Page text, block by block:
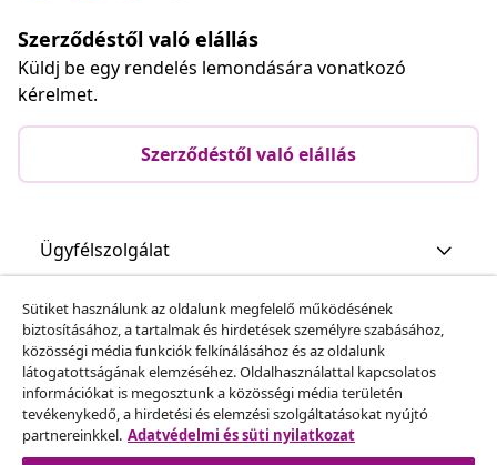
Szerződéstől való elállás
Küldj be egy rendelés lemondására vonatkozó
kérelmet.
Szerződéstől való elállás
Ügyfélszolgálat
Üzlet
vidaXL
Fedezz fel többet
Sütiket használunk az oldalunk megfelelő működésének
biztosításához, a tartalmak és hirdetések személyre szabásához,
közösségi média funkciók felkínálásához és az oldalunk
látogatottságának elemzéséhez. Oldalhasználattal kapcsolatos
információkat is megosztunk a közösségi média területén
tevékenykedő, a hirdetési és elemzési szolgáltatásokat nyújtó
partnereinkkel. Adatvédelmi és süti nyilatkozat